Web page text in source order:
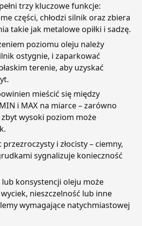
trzy kluczowe funkcje:
części, chłodzi silnik oraz zbiera
takie jak metalowe opiłki i sadzę.
poziomu oleju należy
ostygnie, i zaparkować
terenie, aby uzyskać
mieścić się między
i MAX na miarce – zarówno
wysoki poziom może
i złocisty – ciemny,
sygnalizuje konieczność
konsystencji oleju może
nieszczelność lub inne
wymagające natychmiastowej